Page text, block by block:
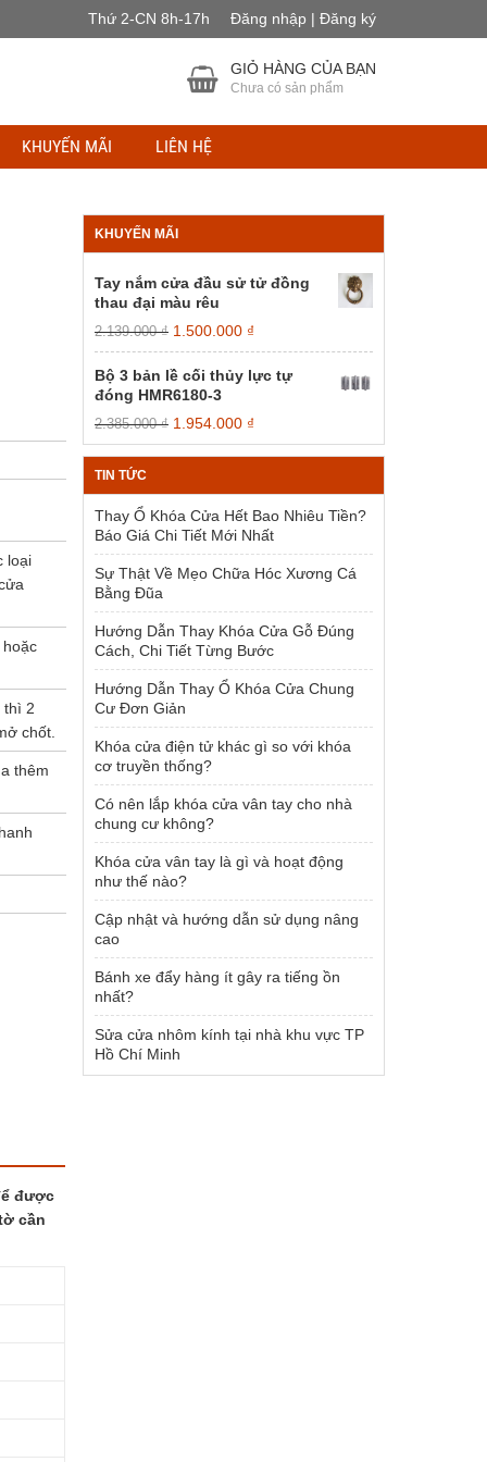
Thứ 2-CN 8h-17h Đăng nhập | Đăng ký
GIỎ HÀNG CỦA BẠN
Chưa có sản phẩm
KHUYẾN MÃI LIÊN HỆ
loại
thì 2
chốt.
thêm
được
cần
KHUYẾN MÃI
Tay nắm cửa đầu sử tử đồng
thau đại màu rêu
2.139.000₫ Giá
gốc
là:
2.139.000 ₫.
1.500.000 ₫
hiện
là:
Bộ 3 bản lề cối thủy lực tự
đóng HMR6180-3
2.385.000₫ Giá
gốc
là:
1.954.000 ₫
hiện
tại
1.954.000 ₫.
TIN TỨC
Thay Ổ Khóa Cửa Hết Bao Nhiêu Tiền?
Báo Giá Chi Tiết Mới Nhất
Sự Thật Về Mẹo Chữa Hóc Xương Cá
Bằng Đũa
Hướng Dẫn Thay Khóa Cửa Gỗ Đúng
Cách, Chi Tiết Từng Bước
Hướng Dẫn Thay Ổ Khóa Cửa Chung
Cư Đơn Giản
Khóa cửa điện tử khác gì so với khóa
cơ truyền thống?
Có nên lắp khóa cửa vân tay cho nhà
chung cư không?
Khóa cửa vân tay là gì và hoạt động
như thế nào?
Cập nhật và hướng dẫn sử dụng nâng
cao
Bánh xe đẩy hàng ít gây ra tiếng ồn
nhất?
Sửa cửa nhôm kính tại nhà khu vực TP
Hồ Chí Minh